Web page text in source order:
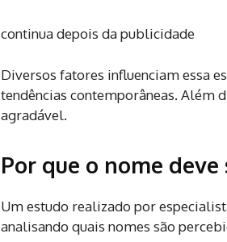
continua depois da publicidade
Diversos fatores influenciam essa
tendências contemporâneas. Além
agradável.
Por que o nome
Um estudo realizado por
analisando quais nomes são